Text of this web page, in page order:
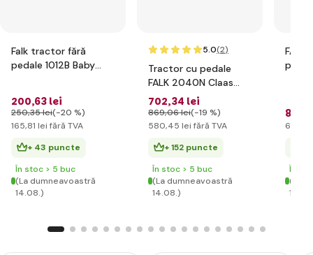
Falk tractor fără
pedale 1012B Baby
200,63 lei
250,35 lei(-20 %)
165,81 lei fără TVA
+ 43 puncte
În stoc > 5 buc
(La dumneavoastră
14.08.)
5.0(2)
Tractor cu pedale
FALK 2040N Claas
Arion 410 cu cupă,
excavator și remorcă
702,34 lei
869,06 lei(-19 %)
580,45 lei fără TVA
+ 152 puncte
În stoc > 5 buc
(La dumneavoastră
14.08.)
FALK
pedale New
807
667
În
(La